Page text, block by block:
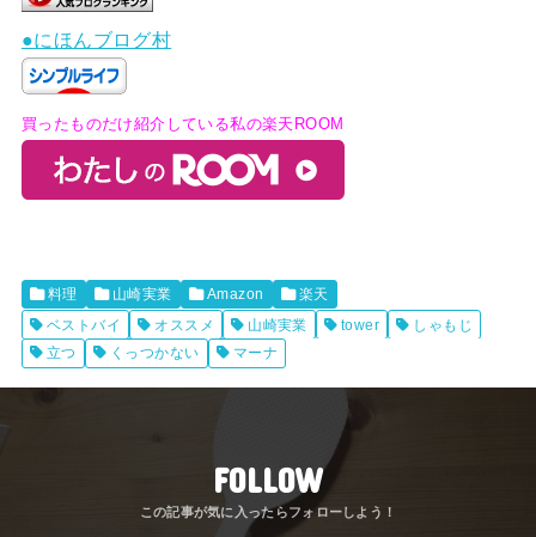
●にほんブログ村
買ったものだけ紹介している私の楽天ROOM
料理 山崎実業 Amazon
楽天
ベストバイ
オススメ 山崎実業 tower
しゃもじ
立つ
くっつかない マーナ
FOLLOW